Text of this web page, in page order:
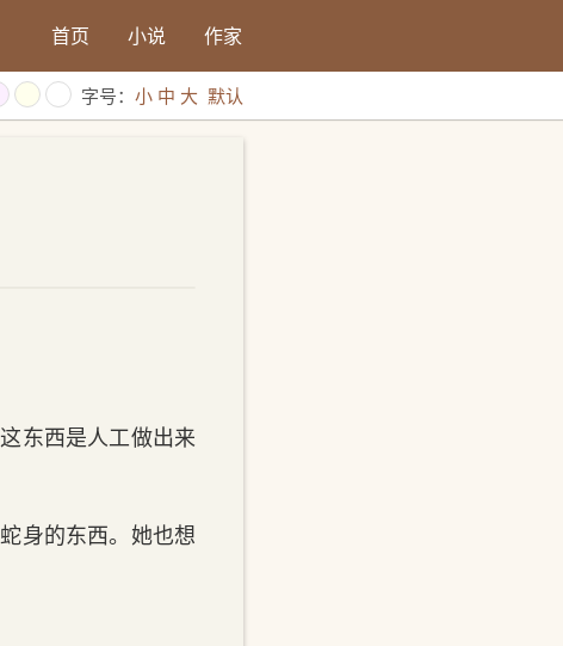
首页 小说 作家
字号： 小 中 大 默认
东西是人工做出来
身的东西。她也想